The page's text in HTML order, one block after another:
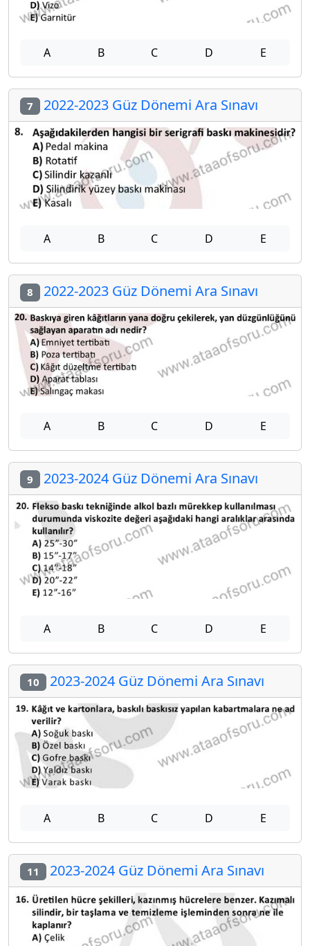
A B C D E
7 2022-2023 Güz Dönemi Ara Sınavı
A B C D E
8 2022-2023 Güz Dönemi Ara Sınavı
A B C D E
9 2023-2024 Güz Dönemi Ara Sınavı
A B C D E
10 2023-2024 Güz Dönemi Ara Sınavı
A B C D E
11 2023-2024 Güz Dönemi Ara Sınavı